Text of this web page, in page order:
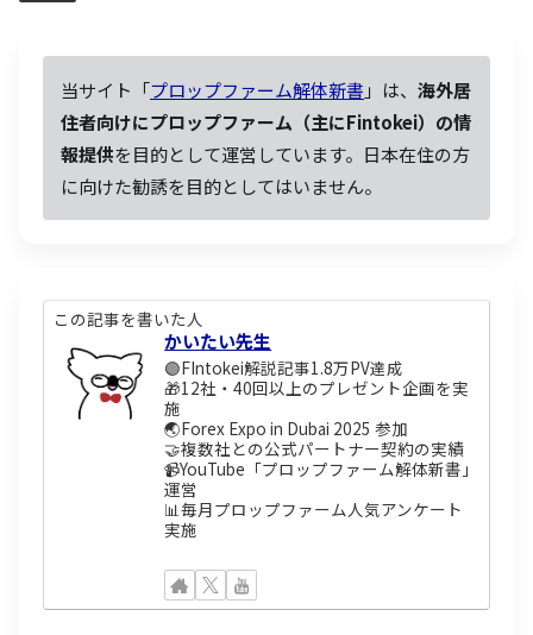
当サイト「プロップファーム解体新書 」は、 海外居
住者向けにプロップファーム（主にFintokei）の情
報提供を目的として運営しています。日本在住の方
に向けた勧誘を目的としてはいません。
この記事を書いた人
かいたい先生
🟣FIntokei解説記事1.8万PV達成
🎁12社・40回以上のプレゼント企画を実
施
🌏Forex Expo in Dubai 2025 参加
🤝複数社との公式パートナー契約の実績
📹YouTube「プロップファーム解体新書」
運営
📊毎月プロップファーム人気アンケート
実施